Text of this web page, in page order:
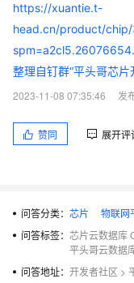
https://xuantie.t-
head.cn/product/
整理自钉群“平头哥芯片
2023-11-08 07:35:46
发
赞同 展开评
问答分类： 芯片
物联网
问答标签： 芯片云数据库
平头哥云数据
问答地址： 开发者社区 >